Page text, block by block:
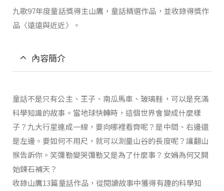
九歌97年度童話獎得主山鷹，童話精選作品，並收錄得獎作
品〈遠遠與近近〉。
內容簡介
童話不是只有公主、王子、南瓜馬車、玻璃鞋，可以是充滿
科學知識的故事。當地球快轉時，這個世界會變成什麼樣
子？九大行星連成一線，要向哪裡看齊呢？是中間、右邊還
是左邊。要如何不用尺，就可以測量山谷的長度呢？讓翻山
猴告訴你。笑彌勒變哭彌勒又是為了什麼事？女媧為何又開
始鍊石補天？
收錄山鷹13篇童話作品，從閱讀故事中獲得有趣的科學知